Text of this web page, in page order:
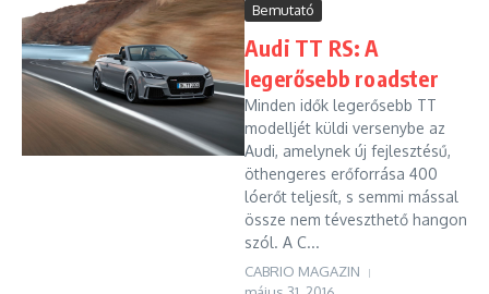
Bemutató
Audi TT RS: A
legerősebb roadster
Minden idők legerősebb TT
modelljét küldi versenybe az
Audi, amelynek új fejlesztésű,
öthengeres erőforrása 400
lóerőt teljesít, s semmi mással
össze nem téveszthető hangon
szól. A C...
CABRIO MAGAZIN